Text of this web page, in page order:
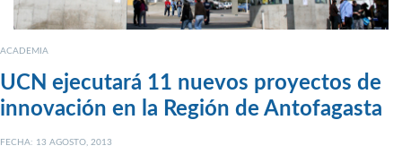
ACADEMIA
UCN ejecutará 11 nuevos proyectos de
innovación en la Región de Antofagasta
FECHA: 13 AGOSTO, 2013